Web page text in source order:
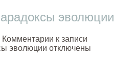
эволюции
Комментарии к записи
эволюции отключены